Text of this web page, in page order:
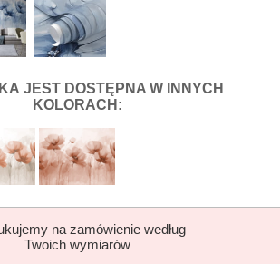
DLA FOTOTAPETY NIEBIESKIE
JEST DOSTĘPNA W INNYCH
KOLORACH:
na zamówienie według
Twoich wymiarów